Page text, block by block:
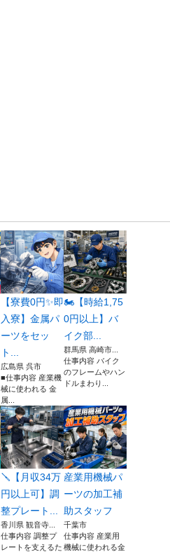
【寮費0円✨即
入寮】金属パ
ーツをセッ
ト...
広島県 呉市
■仕事内容 産業機
械に使われる 金
属...
🏍️【時給1,75
0円以上】バ
イク部...
群馬県 高崎市...
仕事内容 バイク
のフレームやハン
ドルまわり...
🪛【月収34万
円以上可】調
整プレート...
香川県 観音寺...
仕事内容 調整プ
レートを支えるた
産業用機械パ
ーツの加工補
助スタッフ
千葉市
仕事内容 産業用
機械に使われる金